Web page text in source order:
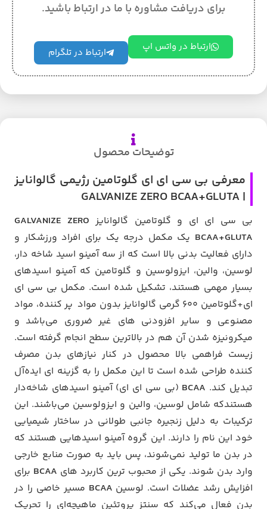
برای دریافت مشاوره با ما در ارتباط باشید.
ارتباط در واتس اپ ارتباط در تلگرام
توضیحات محصول
معرفی بی سی ای ای گلوتامین رژیمی گالوانایز
| GALVANIZE ZERO BCAA+GLUTA
بی سی ای ای و گلوتامین گالوانایز GALVANIZE ZERO
BCAA+GLUTA یک مکمل درجه یک برای افراد ورزشکار و
دارای فعالیت بدنی بالا است که از سه آمینو اسید شاخه دار،
لوسین، والین، ایزولوسین و گلوتامین که آمینو اسید‌های
بسیار مهمی هستند، تشکیل شده است. مکمل بی سی ای
ای+گلوتامین ۶۰۰ گرمی گالوانایز بدون مواد پر کننده، مواد
مصنوعی و سایر افزودنی های غیر ضروری می‌باشد و
میکرونیزه شدن آن هم در بالاترین سطح انجام گرفته است.
زیست فراهمی بالا محصول در کنار نیازهای بدن مصرف
کننده طراحی شده است تا این مکمل را به گزینه ای ایده‌آل
تبدیل کند. BCAA (بی سی ای ای) آمینو اسیدهای شاخه‌دار
هستندکه شامل لوسین، والین و ایزولوسین می‌باشند. این
ترکیبات به دلیل زنجیره جانبی طولانی در ساختار شیمیایی
خود این نام را دارند. این گروه آمینو اسیدهایی هستند که
در بدن ما تولید نمی‌شوند، پس باید به صورت منابع خارجی
وارد بدن شوند. یکی از محبوب ترین کاربرد های BCAA برای
افزایش رشد عضلات است. لوسین BCAA مسیر خاصی را در
بدن فعال می‌‌کند که سنتز پروتئین ماهیچه‌ای را تحریک